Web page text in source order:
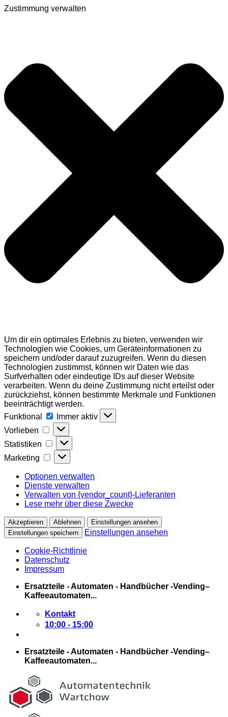
Zustimmung verwalten
Um dir ein optimales Erlebnis zu bieten, verwenden wir
Technologien wie Cookies, um Geräteinformationen zu
speichern und/oder darauf zuzugreifen. Wenn du diesen
Technologien zustimmst, können wir Daten wie das
Surfverhalten oder eindeutige IDs auf dieser Website
verarbeiten. Wenn du deine Zustimmung nicht erteilst oder
zurückziehst, können bestimmte Merkmale und Funktionen
beeinträchtigt werden.
Funktional
Funktional
Immer aktiv
Vorlieben
Vorlieben
Statistiken Statistiken
Marketing Marketing
Optionen verwalten
Dienste verwalten
Verwalten von {vendor_count}-Lieferanten
Lese mehr über diese Zwecke
Akzeptieren Ablehnen
Einstellungen ansehen
Einstellungen speichern
Einstellungen ansehen
Cookie-Richtlinie
Datenschutz
Impressum
Zum
Ersatzteile - Automaten - Handbücher -Vending–
Kaffeeautomaten...
Kontakt
10:00 - 15:00
Ersatzteile - Automaten - Handbücher -Vending–
Kaffeeautomaten...